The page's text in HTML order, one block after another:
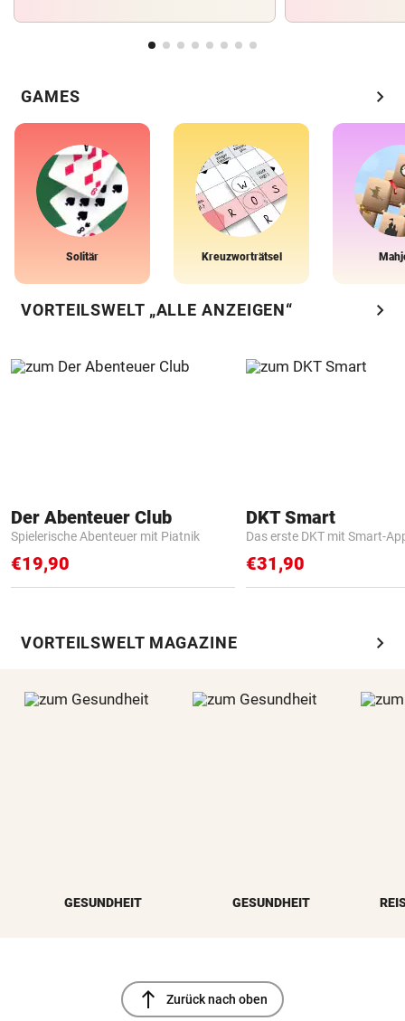
GAMES chevron_right
Solitär Kreuzworträtsel
VORTEILSWELT „ALLE ANZEIGEN“ chevron_right
Der Abenteuer Club
Spielerische Abenteuer mit Piatnik
€19,90
DKT Smart
Das erste DKT mit Smart-
€31,90
VORTEILSWELT MAGAZINE chevron_right
GESUNDHEIT GESUNDHEIT
north Zurück nach oben